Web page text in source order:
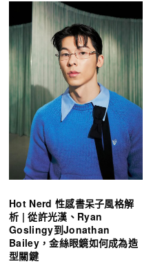
Hot Nerd 性感書呆子風格解
析 | 從許光漢、Ryan
Goslingy到Jonathan
Bailey，金絲眼鏡如何成為造
型關鍵